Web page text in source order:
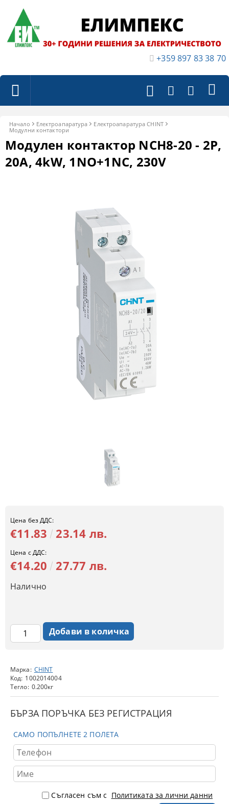
+359 897 83 38 70
Начало Електроапаратура
Eлектроапаратура CHINT
Модулни контактори
Модулен контактор NCH8-20 - 2P,
20A, 4kW, 1NO+1NC, 230V
Марка: CHINT
Код: 1002014004
Тегло: 0.200кг
БЪРЗА ПОРЪЧКА БЕЗ РЕГИСТРАЦИЯ
САМО ПОПЪЛНЕТЕ 2 ПОЛЕТА
Съгласен съм с Политиката за лични данни
Цена без ДДС:
€11.83 23.14 лв.
Цена с ДДС:
€14.20 27.77 лв.
Налично